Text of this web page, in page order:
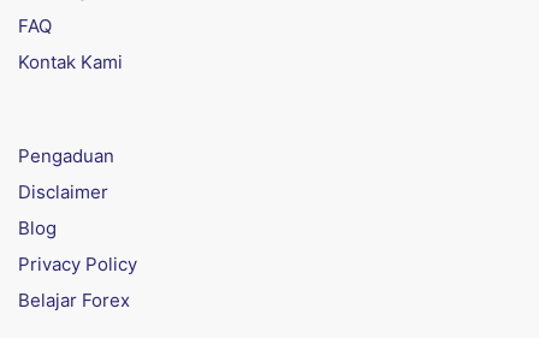
FAQ
Kontak Kami
Pengaduan
Disclaimer
Blog
Privacy Policy
Belajar Forex